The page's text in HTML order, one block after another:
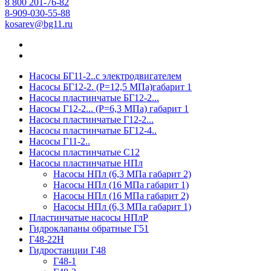
8 800 201-76-82
8-909-030-55-88
kosarev@bg11.ru
Насосы БГ11-2..с электродвигателем
Насосы БГ12-2. (Р=12,5 МПа)габарит 1
Насосы пластинчатые БГ12-2...
Насосы Г12-2... (Р=6,3 МПа) габарит 1
Насосы пластинчатые Г12-2...
Насосы пластинчатые БГ12-4..
Насосы Г11-2..
Насосы пластинчатые С12
Насосы пластинчатые НПл
Насосы НПл (6,3 МПа габарит 2)
Насосы НПл (16 МПа габарит 1)
Насосы НПл (16 МПа габарит 2)
Насосы НПл (6,3 МПа габарит 1)
Пластинчатые насосы НПлР
Гидроклапаны обратные Г51
Г48-22Н
Гидростанции Г48
Г48-1